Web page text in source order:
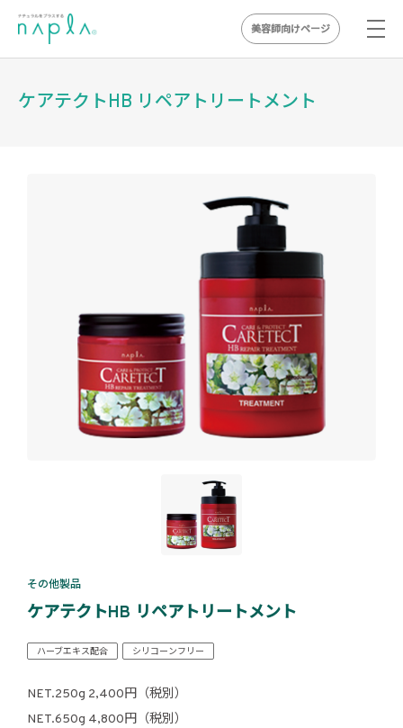
美容師向けページ
ケアテクトHB リペアトリートメント
その他製品
ケアテクトHB リペアトリートメント
ハーブエキス配合 シリコーンフリー
NET.250g 2,400円（税別）
NET.650g 4,800円（税別）